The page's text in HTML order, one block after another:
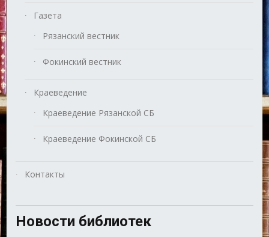
Газета
Рязанский вестник
Фокинский вестник
Краеведение
Краеведение Рязанской СБ
Краеведение Фокинской СБ
Контакты
Новости библиотек